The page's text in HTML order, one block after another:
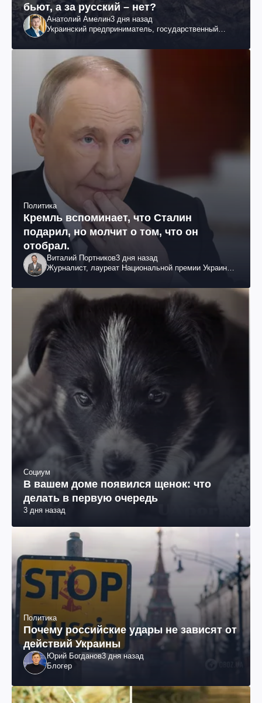
бьют, а за русский – нет?
Анатолий Амелин3 дня назад
Украинский предприниматель, государственный
Политика
Кремль вспоминает, что Сталин
подарил, но молчит о том, что он
отобрал.
Виталий Портников3 дня назад
Журналист, лауреат Национальной премии Украины
Социум
В вашем доме появился щенок: что
делать в первую очередь
3 дня назад
Политика
Почему российские удары не зависят от
действий Украины
Юрий Богданов3 дня назад
Блогер